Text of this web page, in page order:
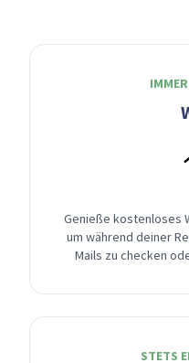
Genieße kostenloses
um während deiner
Mails zu checken
STETS